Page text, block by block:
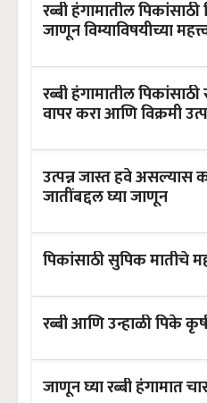
रब्बी हंगामातील
जाणून विम्याविषयीच्या
रब्बी हंगामातील
वापर करा आणि विक्रमी
उत्पन्न जास्त हवे असल्यास
जातींबद्दल घ्या जाणून
पिकांसाठी सुपिक मातीचे
रब्बी आणि उन्हाळी पिके
जाणून घ्या रब्बी हंगामात